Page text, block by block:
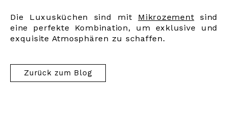
Die Luxusküchen sind mit Mikrozement
sind
eine perfekte Kombination, um exklusive und
exquisite Atmosphären zu schaffen.
Zurück zum Blog